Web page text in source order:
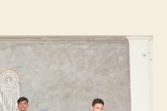
PERPISAHAN